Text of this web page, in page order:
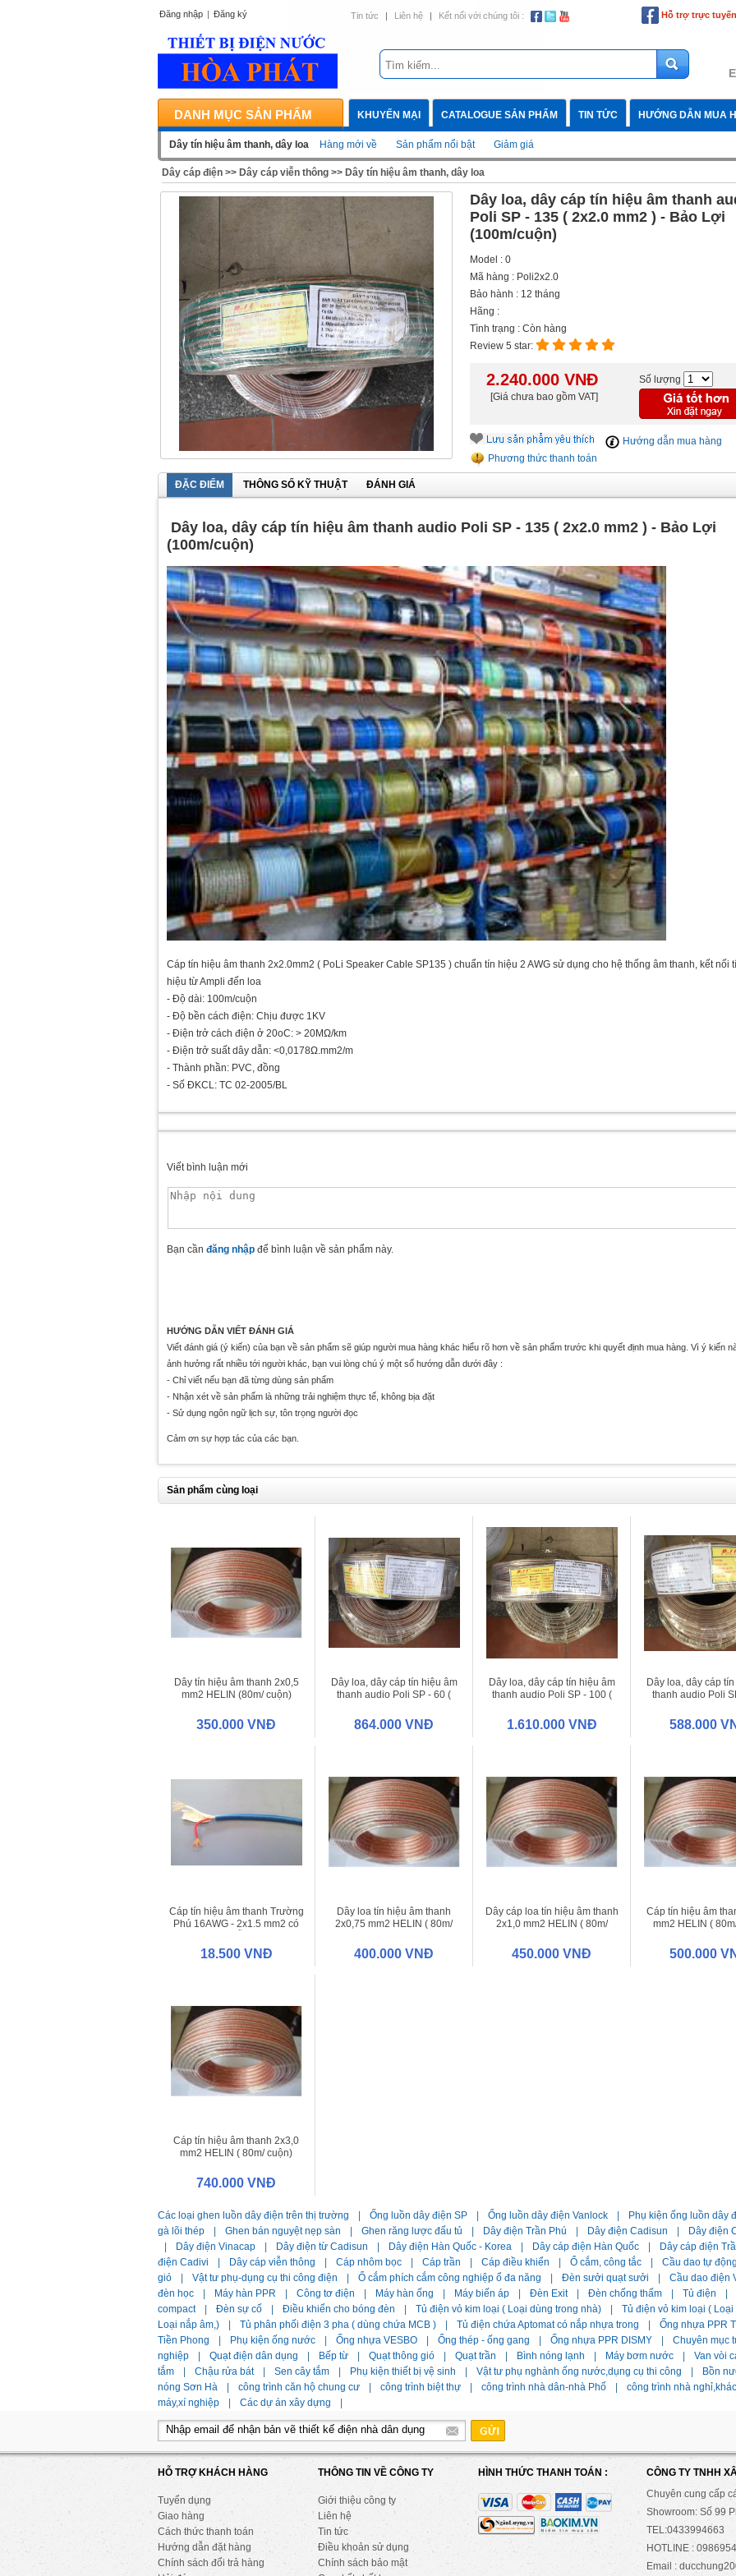
Đăng nhập | Đăng ký Tin tức | Liên hệ | Kết nối với chúng tôi : Hỗ trợ trực tuyến
DANH MỤC SẢN PHẨM KHUYẾN MẠI CATALOGUE SẢN PHẨM TIN TỨC HƯỚNG DẪN MUA
Dây tín hiệu âm thanh, dây loa Hàng mới về Sản phẩm nổi bật Giảm giá
Dây cáp điện >> Dây cáp viễn thông >> Dây tín hiệu âm thanh, dây loa
Dây loa, dây cáp tín hiệu âm thanh
Poli SP - 135 ( 2x2.0 mm2 ) - Bảo Lợi
(100m/cuộn)
Model : 0
Mã hàng : Poli2x2.0
Bảo hành : 12 tháng
Hãng :
Tình trạng : Còn hàng
Review 5 star:
2.240.000 VNĐ
[Giá chưa bao gồm VAT]
Số lượng
Hướng dẫn mua hàng
Phương thức thanh toán
ĐẶC ĐIỂM THÔNG SỐ KỸ THUẬT ĐÁNH GIÁ
Dây loa, dây cáp tín hiệu âm thanh audio Poli SP - 135 ( 2x2.0 mm2 ) - Bảo Lợi
(100m/cuộn)
Cáp tín hiệu âm thanh 2x2.0mm2 ( PoLi Speaker Cable SP135 ) chuẩn tín hiệu 2 AWG sử dụng cho hệ thống âm thanh, kết nối
hiệu từ Ampli đến loa
- Độ dài: 100m/cuộn
- Độ bền cách điện: Chịu được 1KV
- Điện trở cách điện ở 20oC: > 20MΩ/km
- Điện trở suất dây dẫn: <0,0178Ω.mm2/m
- Thành phần: PVC, đồng
- Số ĐKCL: TC 02-2005/BL
Viết bình luận mới
Bạn cần đăng nhập để bình luận về sản phẩm này.
HƯỚNG DẪN VIẾT ĐÁNH GIÁ
Viết đánh giá (ý kiến) của bạn về sản phẩm sẽ giúp người mua hàng khác hiểu rõ hơn về sản phẩm trước khi quyết định mua hàng. Vì ý kiến
ảnh hưởng rất nhiều tới người khác, bạn vui lòng chú ý một số hướng dẫn dưới đây :
- Chỉ viết nếu bạn đã từng dùng sản phẩm
- Nhận xét về sản phẩm là những trải nghiệm thực tế, không bịa đặt
- Sử dụng ngôn ngữ lịch sự, tôn trọng người đọc
Cảm ơn sự hợp tác của các bạn.
Sản phẩm cùng loại
Dây tín hiệu âm thanh 2x0,5
mm2 HELIN (80m/ cuộn)
350.000 VNĐ
Dây loa, dây cáp tín hiệu âm
thanh audio Poli SP - 60 (
(100m/cuộn)
864.000 VNĐ
Dây loa, dây cáp tín hiệu âm
thanh audio Poli SP - 100 (
(100m/cuộn)
1.610.000 VNĐ
Dây loa, dây cáp
thanh audio Poli
(100m/
588.000
Cáp tín hiệu âm thanh Trường
Phú 16AWG - 2x1.5 mm2 có
mét )
18.500 VNĐ
Dây loa tín hiệu âm thanh
2x0,75 mm2 HELIN ( 80m/
400.000 VNĐ
Dây cáp loa tín hiệu âm thanh
2x1,0 mm2 HELIN ( 80m/
450.000 VNĐ
Cáp tín hiệu âm
mm2 HELIN (
500.000
Cáp tín hiệu âm thanh 2x3,0
mm2 HELIN ( 80m/ cuộn)
740.000 VNĐ
Các loại ghen luồn dây điện trên thị trường | Ống luồn dây điện SP | Ống luồn dây điện Vanlock |
Phụ kiện ống luồn dây
gà lõi thép
| Ghen bán nguyệt nẹp sàn | Ghen răng lược đấu tủ | Dây điện Trần Phú | Dây điện Cadisun |
Dây điện
|
Dây điện Vinacap | Dây điện từ Cadisun | Dây điện Hàn Quốc - Korea | Dây cáp điện Hàn Quốc |
Dây cáp điện
điện Cadivi
| Dây cáp viễn thông | Cáp nhôm bọc | Cáp trần | Cáp điều khiển | Ổ cắm, công tắc |
Cầu dao tự
gió
| Vật tư phụ-dụng cụ thi công điện | Ổ cắm phích cắm công nghiệp ổ đa năng | Đèn sưởi quạt sưởi |
Cầu dao điện
đèn học
| Máy hàn PPR | Công tơ điện | Máy hàn ống | Máy biến áp | Đèn Exit | Đèn chống thấm | Tủ điện
|
compact
| Đèn sự cố | Điều khiển cho bóng đèn | Tủ điện vỏ kim loại ( Loại dùng trong nhà) |
Tủ điện vỏ kim loại (
Loại nắp âm,)
| Tủ phân phối điện 3 pha ( dùng chứa MCB ) | Tủ điện chứa Aptomat có nắp nhựa trong |
Ống nhựa PPR
Tiền Phong
| Phụ kiện ống nước | Ống nhựa VESBO | Ống thép - ống gang | Ống nhựa PPR DISMY |
Chuyên mục
nghiệp
| Quạt điện dân dụng | Bếp từ | Quạt thông gió | Quạt trần | Bình nóng lạnh | Máy bơm nước |
Van vòi
tắm
| Chậu rửa bát | Sen cây tắm | Phụ kiện thiết bị vệ sinh | Vật tư phụ nghành ống nước,dụng cụ thi công |
Bồn
nóng Sơn Hà
| công trình căn hộ chung cư | công trình biệt thự | công trình nhà dân-nhà Phố |
công trình nhà
máy,xí nghiệp
| Các dự án xây dựng |
HỖ TRỢ KHÁCH HÀNG
Tuyển dụng
Giao hàng
Cách thức thanh toán
Hướng dẫn đặt hàng
Chính sách đổi trả hàng
THÔNG TIN VỀ CÔNG TY
Giới thiệu công ty
Liên hệ
Tin tức
Điều khoản sử dụng
Chính sách bảo mật
HÌNH THỨC THANH TOÁN :
CÔNG TY TNHH
Chuyên cung cấp
Showroom: Số 99
TEL:0433994663
HOTLINE :
Email :